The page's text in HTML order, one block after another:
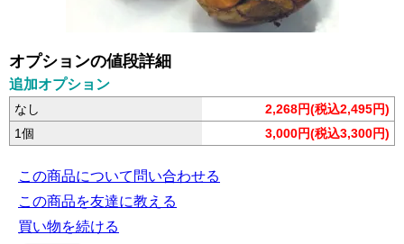
オプションの値段詳細
追加オプション
なし
2,268円(税込2,495円)
1個
3,000円(税込3,300円)
この商品について問い合わせる
この商品を友達に教える
買い物を続ける